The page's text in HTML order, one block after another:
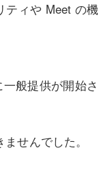
ティや Meet の機
般提供が開始さ
せんでした。